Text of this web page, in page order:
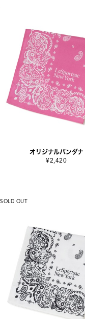
オリジナルバンダナ
¥2,420
SOLD OUT